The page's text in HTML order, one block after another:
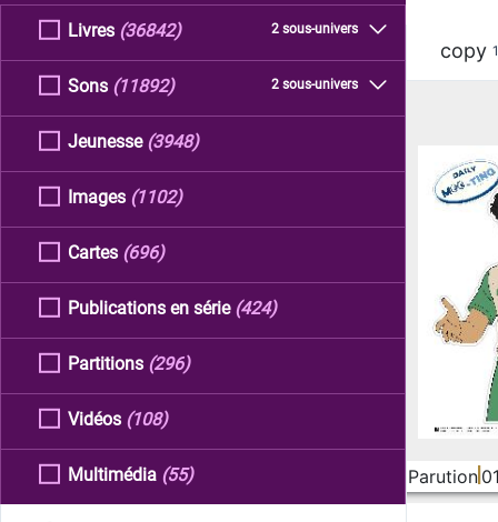
Livres 2 sous-univers
(36842)
Sons 2 sous-univers
(11892)
Jeunesse (3948)
Images (1102)
Cartes (696)
Publications en série (424)
Partitions (296)
Vidéos (108)
Multimédia (55)
copy
Parution